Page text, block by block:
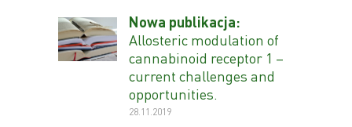
Nowa publikacja:
Allosteric modulation of
cannabinoid receptor 1 –
current challenges and
opportunities.
28.11.2019